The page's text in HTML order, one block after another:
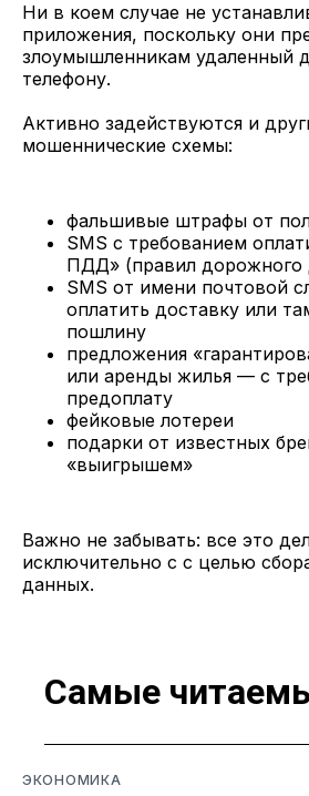
Ни в коем случае не
приложения, поскольку они
злоумышленникам удаленный
телефону.
Активно задействуются и
мошеннические схемы:
фальшивые штрафы от
SMS с требованием
ПДД» (правил дорожного
SMS от имени почтовой
оплатить доставку или
пошлину
предложения
или аренды жилья — с
предоплату
фейковые лотереи
подарки от известных
«выигрышем»
Важно не забывать: все это
исключительно с с целью
данных.
Самые
ЭКОНОМИКА